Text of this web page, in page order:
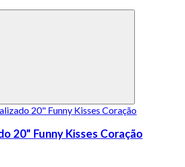
20" Funny Kisses Coração